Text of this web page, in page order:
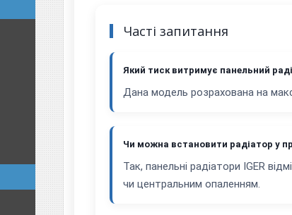
Часті запитання
Який тиск витримує панельний
Дана модель розрахована на
Чи можна встановити радіатор у
Так, панельні радіатори IGER
чи центральним опаленням.